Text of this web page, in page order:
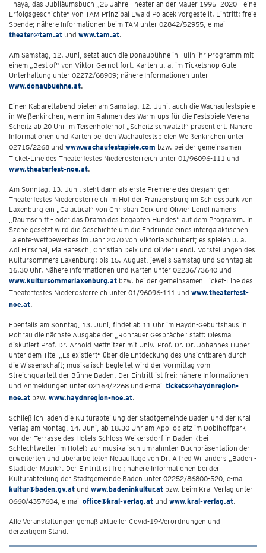
Thaya, das Jubiläumsbuch „25 Jahre Theater an der Mauer 1995 -2020 – eine
Erfolgsgeschichte" von TAM-Prinzipal Ewald Polacek vorgestellt. Eintritt: freie
Spende; nähere Informationen beim TAM unter 02842/52955, e-mail
theater@tam.at und www.tam.at.
Am Samstag, 12. Juni, setzt auch die Donaubühne in Tulln ihr Programm mit
einem „Best of" von Viktor Gernot fort. Karten u. a. im Ticketshop Gute
Unterhaltung unter 02272/68909; nähere Informationen unter
www.donaubuehne.at.
Einen Kabarettabend bieten am Samstag, 12. Juni, auch die Wachaufestspiele
in Weißenkirchen, wenn im Rahmen des Warm-ups für die Festspiele Verena
Scheitz ab 20 Uhr im Teisenhoferhof „Scheitz schwätzt!“ präsentiert. Nähere
Informationen und Karten bei den Wachaufestspielen Weißenkirchen unter
02715/2268 und www.wachaufestspiele.com bzw. bei der gemeinsamen
Ticket-Line des Theaterfestes Niederösterreich unter 01/96096-111 und
www.theaterfest-noe.at.
Am Sonntag, 13. Juni, steht dann als erste Premiere des diesjährigen
Theaterfestes Niederösterreich im Hof der Franzensburg im Schlosspark von
Laxenburg ein „Galactical“ von Christian Deix und Olivier Lendl namens
„Raumschiff – oder das Drama des begabten Hundes“ auf dem Programm. In
Szene gesetzt wird die Geschichte um die Endrunde eines intergalaktischen
Talente-Wettbewerbes im Jahr 2070 von Viktoria Schubert; es spielen u. a.
Adi Hirschal, Pia Baresch, Christian Deix und Olivier Lendl. Vorstellungen des
Kultursommers Laxenburg: bis 15. August, jeweils Samstag und Sonntag ab
16.30 Uhr. Nähere Informationen und Karten unter 02236/73640 und
www.kultursommerlaxenburg.at bzw. bei der gemeinsamen Ticket-Line des
Theaterfestes Niederösterreich unter 01/96096-111 und www.theaterfest-
noe.at.
Ebenfalls am Sonntag, 13. Juni, findet ab 11 Uhr im Haydn-Geburtshaus in
Rohrau die nächste Ausgabe der „Rohrauer Gespräche“ statt: Diesmal
diskutiert Prof. Dr. Arnold Mettnitzer mit Univ.-Prof. Dr. Dr. Johannes Huber
unter dem Titel „Es existiert“ über die Entdeckung des Unsichtbaren durch
die Wissenschaft; musikalisch begleitet wird der Vormittag vom
Streichquartett der Bühne Baden. Der Eintritt ist frei; nähere Informationen
und Anmeldungen unter 02164/2268 und e-mail tickets@haydnregion-
noe.at bzw. www.haydnregion-noe.at.
Schließlich laden die Kulturabteilung der Stadtgemeinde Baden und der Kral-
Verlag am Montag, 14. Juni, ab 18.30 Uhr am Apolloplatz im Doblhoffpark
vor der Terrasse des Hotels Schloss Weikersdorf in Baden (bei
Schlechtwetter im Hotel) zur musikalisch umrahmten Buchpräsentation der
erweiterten und überarbeiteten Neuauflage von Dr. Alfred Willanders „Baden -
Stadt der Musik“. Der Eintritt ist frei; nähere Informationen bei der
Kulturabteilung der Stadtgemeinde Baden unter 02252/86800-520, e-mail
kultur@baden.gv.at und www.badeninkultur.at bzw. beim Kral-Verlag unter
0660/4357604, e-mail office@kral-verlag.at und www.kral-verlag.at.
Alle Veranstaltungen gemäß aktueller Covid-19-Verordnungen und
derzeitigem Stand.